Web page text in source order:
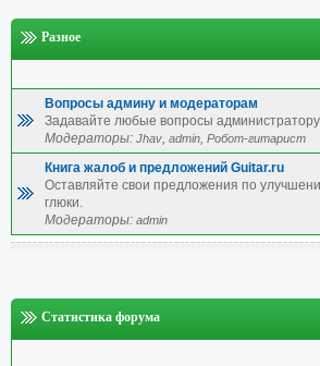
Разное
Вопросы админу и модераторам
Задавайте любые вопросы
Модераторы: Jhav, admin, Робот-гитарист
Книга жалоб и предложений Guitar.ru
Оставляйте свои предложения по
глюки.
Модераторы: admin
Статистика форума